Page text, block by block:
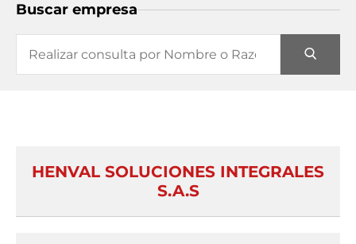
Buscar empresa
HENVAL SOLUCIONES INTEGRALES
S.A.S